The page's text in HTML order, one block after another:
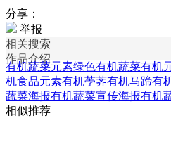
分享：
举报
相关搜索
作品介绍
有机蔬菜元素绿色有机蔬菜有机
机食品元素有机荸荠有机马蹄有
蔬菜海报有机蔬菜宣传海报有机
相似推荐